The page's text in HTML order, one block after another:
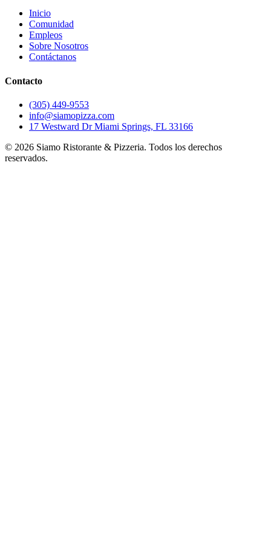
Inicio
Comunidad
Empleos
Sobre Nosotros
Contáctanos
Contacto
(305) 449-9553
info@siamopizza.com
17 Westward Dr Miami Springs, FL 33166
© 2026 Siamo Ristorante & Pizzeria. Todos los derechos
reservados.